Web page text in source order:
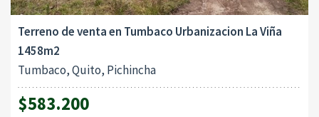
Terreno de venta en Tumbaco Urbanizacion La Viña
1458m2
Tumbaco, Quito, Pichincha
$583.200